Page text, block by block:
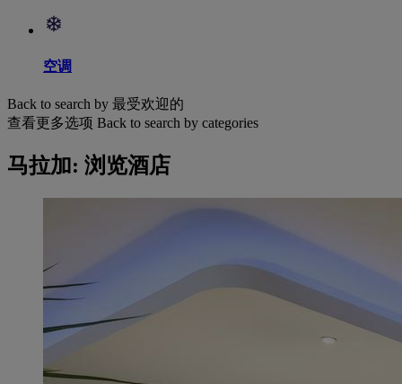
空调
Back to search by 最受欢迎的
查看更多选项 Back to search by categories
马拉加: 浏览酒店